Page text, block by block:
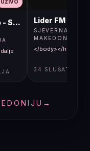
UŽIVO
- Skopje, Mcedonia
Lider FM 107,4
SJEVERNA
MAKEDONIJA
</body></html>
34 SLUŠATELJA
→